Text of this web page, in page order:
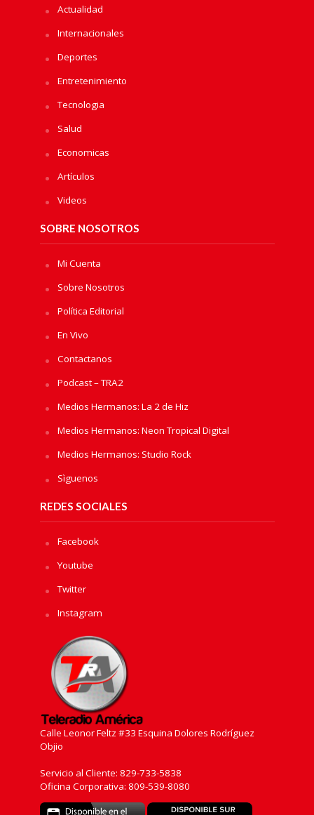
Actualidad
Internacionales
Deportes
Entretenimiento
Tecnologia
Salud
Economicas
Artículos
Videos
SOBRE NOSOTROS
Mi Cuenta
Sobre Nosotros
Política Editorial
En Vivo
Contactanos
Podcast – TRA2
Medios Hermanos: La 2 de Hiz
Medios Hermanos: Neon Tropical Digital
Medios Hermanos: Studio Rock
Sìguenos
REDES SOCIALES
Facebook
Youtube
Twitter
Instagram
Calle Leonor Feltz #33 Esquina Dolores Rodríguez
Objio
Servicio al Cliente: 829-733-5838
Oficina Corporativa: 809-539-8080